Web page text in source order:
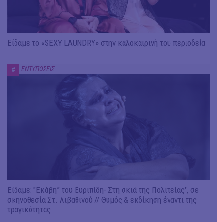
Είδαμε το «SEXY LAUNDRY» στην καλοκαιρινή του περιοδεία
# ΕΝΤΥΠΩΣΕΙΣ
Είδαμε: "Εκάβη” του Ευριπίδη- Στη σκιά της Πολιτείας", σε
σκηνοθεσία Στ. Λιβαθινού // Θυμός & εκδίκηση έναντι της
τραγικότητας